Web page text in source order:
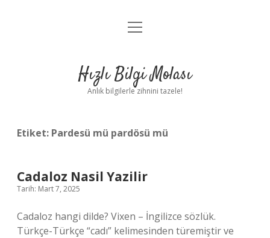
Anasayfa
Yasal Uyarı
menüyü
Hızlı Bilgi Molası
Anlık bilgilerle zihnini tazele!
Etiket: Pardesü mü pardösü mü
Cadaloz Nasil Yazilir
Tarih: Mart 7, 2025
Cadaloz hangi dilde? Vixen – İngilizce sözlük.
Türkçe-Türkçe “cadı” kelimesinden türemiştir ve